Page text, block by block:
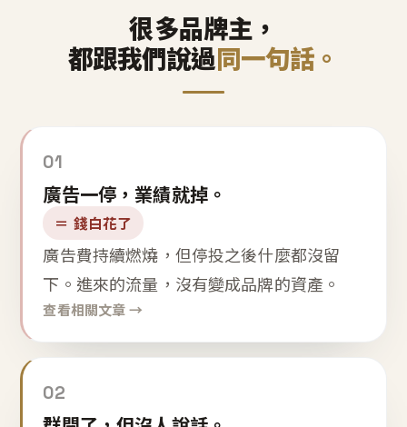
很多品牌主，
都跟我們說過同一句話。
01
廣告一停，業績就掉。
＝ 錢白花了
廣告費持續燃燒，但停投之後什麼都沒留
下。進來的流量，沒有變成品牌的資產。
查看相關文章 →
02